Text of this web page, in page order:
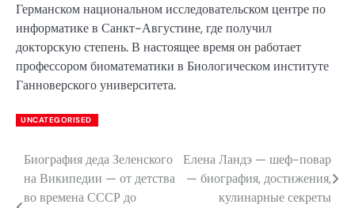
Германском национальном исследовательском центре по
информатике в Санкт-Августине, где получил
докторскую степень. В настоящее время он работает
профессором биоматематики в Биологическом институте
Ганноверского университета.
UNCATEGORISED
Навигация
по
Биография деда Зеленского
на Википедии — от детства
во времена СССР до
Елена Ландэ — шеф-повар
— биография, достижения,
кулинарные секреты